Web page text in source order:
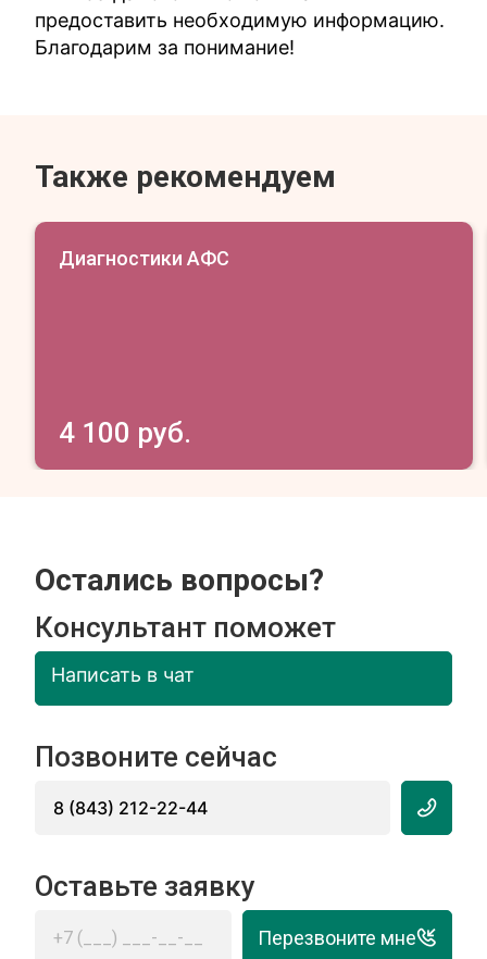
предоставить необходимую информацию.
Благодарим за понимание!
Также рекомендуем
Диагностики АФС
4 100 руб.
Остались вопросы?
Консультант поможет
Написать в чат
Позвоните сейчас
8 (843) 212-22-44
Оставьте заявку
Перезвоните мне